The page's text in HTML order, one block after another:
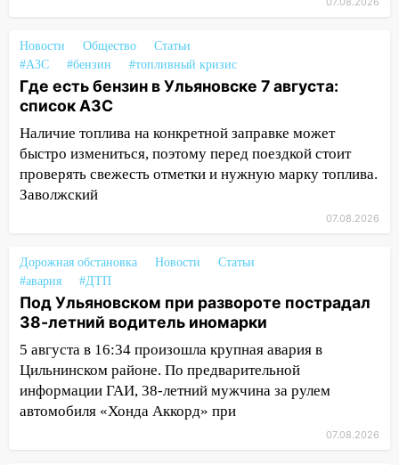
15:27
Прокуратура проверяет
капремонт школы в селе Кивать
15:08
В Кузоватово после прокурорской
проверки обновили разметку на
пешеходных переходах
14:40 На проспекте Гая в Ульяновске
запретили остановку автомобилей на
большой фестиваль «Наше время» с
мотофристайлом и концертом
«Мураками»
Жару смоет ливнями: прогноз
погоды в Ульяновской области на
выходные 8-9 августа
13:30 В Ульяновске транспортные
Новости Общество
Статьи
#АЗС
#бензин #топливный кризис
Где есть бензин в Ульяновске 7 августа:
список АЗС
Наличие топлива на конкретной заправке может
быстро измениться, поэтому перед поездкой стоит
проверять свежесть отметки и нужную марку топлива.
Заволжский
07.08.2026
Дорожная обстановка Новости
Статьи
#авария
#ДТП
Под Ульяновском при развороте пострадал
38-летний водитель иномарки
5 августа в 16:34 произошла крупная авария в
Цильнинском районе. По предварительной
информации ГАИ, 38-летний мужчина за рулем
автомобиля «Хонда Аккорд» при
07.08.2026